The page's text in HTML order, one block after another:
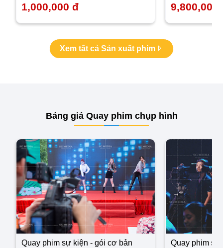
1,000,000 đ 9,800,000
Xem tất cả Sản xuất phim
Bảng giá Quay phim chụp hình
quay phim sự kiện - gói cơ bản quay phim